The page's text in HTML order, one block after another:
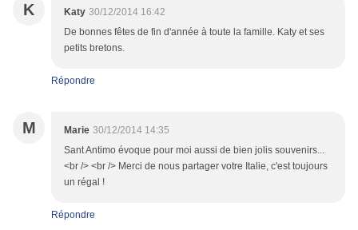
K Katy 30/12/2014 16:42
De bonnes fêtes de fin d'année à toute la famille. Katy et ses
petits bretons.
Répondre
M Marie 30/12/2014 14:35
Sant Antimo évoque pour moi aussi de bien jolis souvenirs...
<br /> <br /> Merci de nous partager votre Italie, c'est toujours
un régal !
Répondre